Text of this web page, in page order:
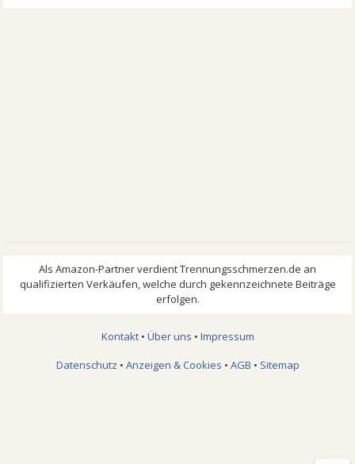
Kontakt• Über uns • Impressum
Datenschutz • Anzeigen & Cookies • AGB • Sitemap